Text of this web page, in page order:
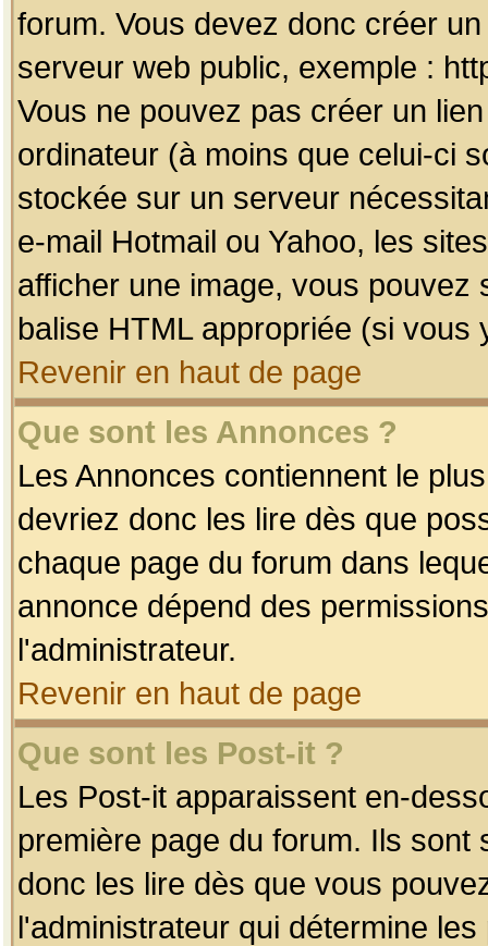
forum. Vous devez donc créer
serveur web public, exemple :
Vous ne pouvez pas créer un
ordinateur (à moins que celui-ci
stockée sur un serveur
e-mail Hotmail ou Yahoo, les
afficher une image, vous pouvez
balise HTML appropriée (si vous
Revenir en haut de page
Que sont les Annonces ?
Les Annonces contiennent le
devriez donc les lire dès que
chaque page du forum dans
annonce dépend des
l'administrateur.
Revenir en haut de page
Que sont les Post-it ?
Les Post-it apparaissent en-
première page du forum. Ils
donc les lire dès que vous
l'administrateur qui détermine